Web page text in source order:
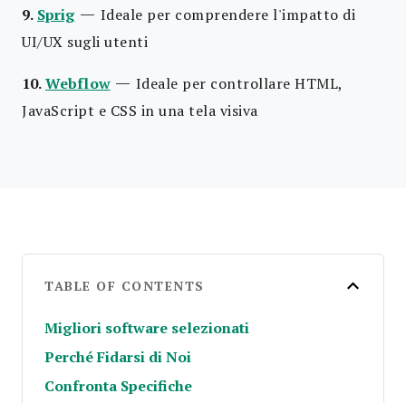
9. Sprig — Ideale per comprendere l'impatto di
UI/UX sugli utenti
10.Webflow — Ideale per controllare HTML,
JavaScript e CSS in una tela visiva
TABLE OF CONTENTS
Migliori software selezionati
Perché Fidarsi di Noi
Confronta Specifiche